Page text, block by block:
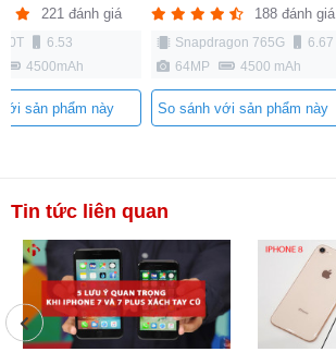
221 đánh giá
6.53
4500mAh
sản phẩm này
188 đánh giá
Snapdragon 765G
6.67
64MP
4500 mAh
So sánh với sản phẩm này
Tin tức liên quan